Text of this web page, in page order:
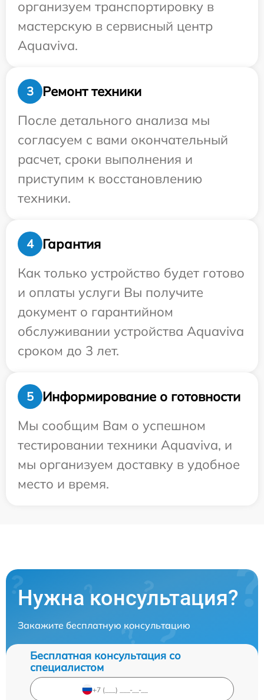
организуем транспортировку в
мастерскую в сервисный центр
Aquaviva.
3
Ремонт техники
После детального анализа мы
согласуем с вами окончательный
расчет, сроки выполнения и
приступим к восстановлению
техники.
4
Гарантия
Как только устройство будет готово
и оплаты услуги Вы получите
документ о гарантийном
обслуживании устройства Aquaviva
сроком до 3 лет.
5
Информирование о готовности
Мы сообщим Вам о успешном
тестировании техники Aquaviva, и
мы организуем доставку в удобное
место и время.
Нужна консультация?
Закажите бесплатную консультацию
Бесплатная консультация со
специалистом